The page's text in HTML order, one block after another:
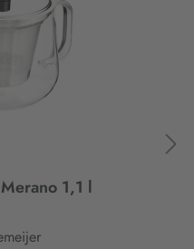
1,1 l